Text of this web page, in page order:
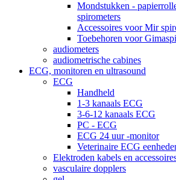
Mondstukken -
spirometers
Accessoires voor Mir
Toebehoren voor
audiometers
audiometrische cabines
ECG, monitoren en ultrasound
ECG
Handheld
1-3 kanaals ECG
3-6-12 kanaals ECG
PC - ECG
ECG 24 uur -monitor
Veterinaire ECG
Elektroden kabels en
vasculaire dopplers